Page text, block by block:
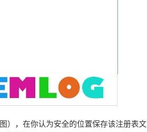
，在你认为安全的位置保存该注册表文